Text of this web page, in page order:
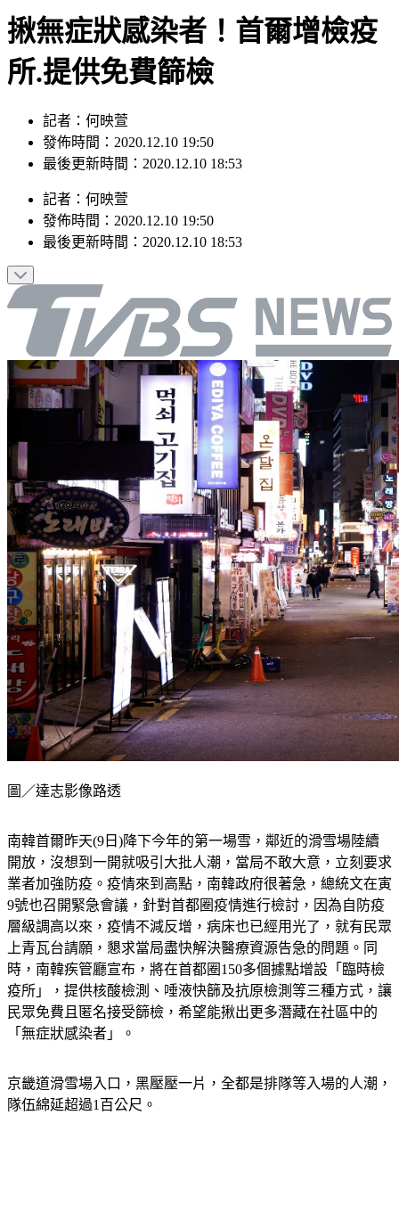
揪無症狀感染者！首爾增檢疫
所.提供免費篩檢
記者：何映萱
發佈時間：2020.12.10 19:50
最後更新時間：2020.12.10 18:53
記者 ： 何映萱
發佈時間： 2020.12.10 19:50
最後更新時間： 2020.12.10 18:53
圖／達志影像路透
南韓首爾昨天(9日)降下今年的第一場雪，鄰近的滑雪場陸續
開放，沒想到一開就吸引大批人潮，當局不敢大意，立刻要求
業者加強防疫。疫情來到高點，南韓政府很著急，總統文在寅
9號也召開緊急會議，針對首都圈疫情進行檢討，因為自防疫
層級調高以來，疫情不減反增，病床也已經用光了，就有民眾
上青瓦台請願，懇求當局盡快解決醫療資源告急的問題。同
時，南韓疾管廳宣布，將在首都圈150多個據點增設「臨時檢
疫所」，提供核酸檢測、唾液快篩及抗原檢測等三種方式，讓
民眾免費且匿名接受篩檢，希望能揪出更多潛藏在社區中的
「無症狀感染者」。
京畿道滑雪場入口，黑壓壓一片，全都是排隊等入場的人潮，
隊伍綿延超過1百公尺。